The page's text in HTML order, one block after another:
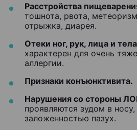
Расстройства
тошнота, рвота,
отрыжка, диарея.
Отеки ног, рук, лица и тела
характерен для очень
аллергии.
Признаки конъюнктивита.
Нарушения со стороны
проявляются зудом в
заложенностью пазух.